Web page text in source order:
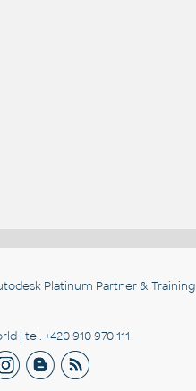
Platinum Partner & Training
| tel. +420 910 970 111